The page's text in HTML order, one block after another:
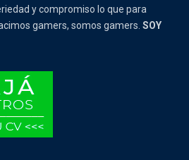
y compromiso lo que para
gamers, somos gamers. SOY